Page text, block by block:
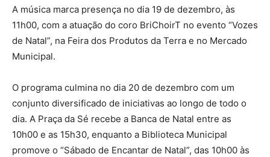
A música marca presença no dia 19 de dezembro, às
11h00, com a atuação do coro BriChoirT no evento “Vozes
de Natal”, na Feira dos Produtos da Terra e no Mercado
Municipal.
O programa culmina no dia 20 de dezembro com um
conjunto diversificado de iniciativas ao longo de todo o
dia. A Praça da Sé recebe a Banca de Natal entre as
10h00 e as 15h30, enquanto a Biblioteca Municipal
promove o “Sábado de Encantar de Natal”, das 10h00 às